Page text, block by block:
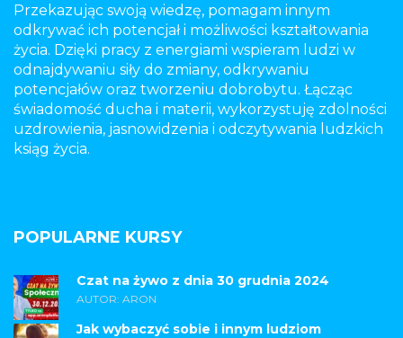
Przekazując swoją wiedzę, pomagam innym
odkrywać ich potencjał i możliwości kształtowania
życia. Dzięki pracy z energiami wspieram ludzi w
odnajdywaniu siły do zmiany, odkrywaniu
potencjałów oraz tworzeniu dobrobytu. Łącząc
świadomość ducha i materii, wykorzystuję zdolności
uzdrowienia, jasnowidzenia i odczytywania ludzkich
ksiąg życia.
POPULARNE KURSY
Czat na żywo z dnia 30 grudnia 2024
AUTOR: ARON
Jak wybaczyć sobie i innym ludziom